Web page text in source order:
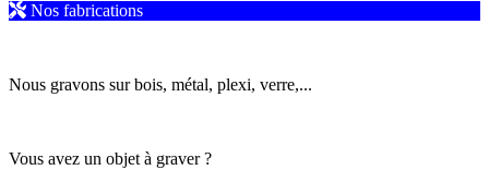
Nos fabrications
Nous gravons sur bois, métal, plexi, verre,...
Vous avez un objet à graver ?